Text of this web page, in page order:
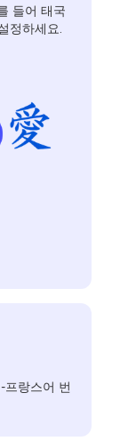
들어 태국
정하세요.
프랑스어 번